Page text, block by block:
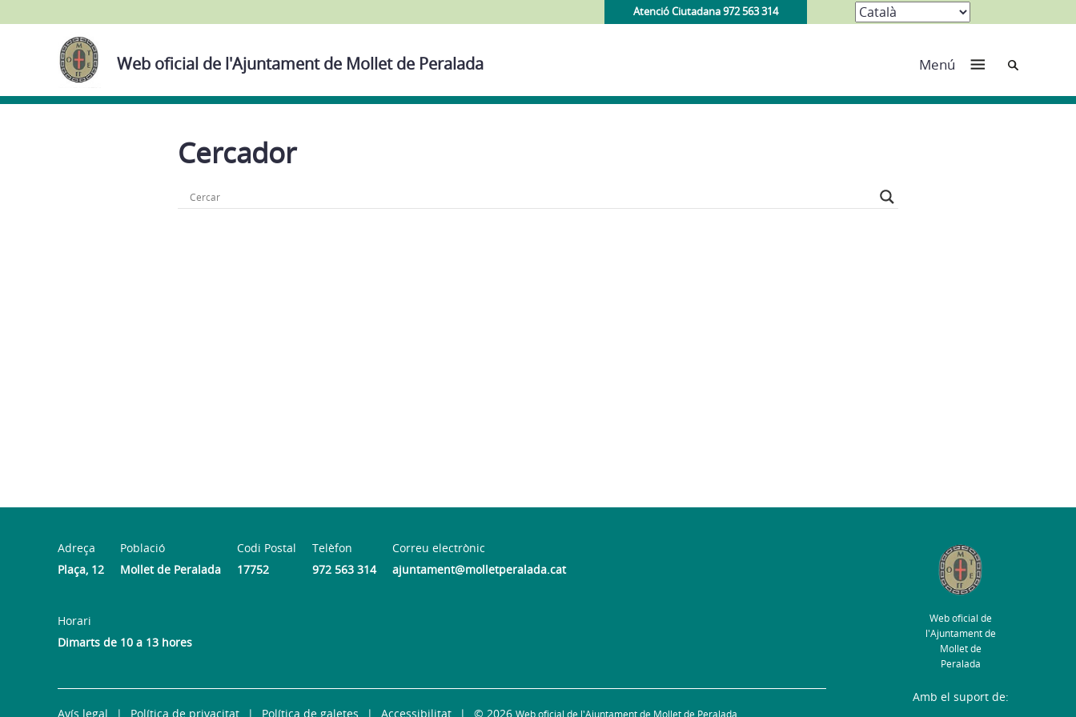
Atenció Ciutadana 972 563 314
Web oficial de l'Ajuntament de Mollet de Peralada Menú Cerca
Cercador
Adreça
Plaça, 12
Població
Mollet de Peralada
Codi Postal
17752
Telèfon
972 563 314
Correu electrònic
ajuntament@molletperalada.cat
Horari
Dimarts de 10 a 13 hores
Web oficial de
l'Ajuntament de
Mollet de
Peralada
Avís legal Política de privacitat Política de galetes Accessibilitat © 2026
Amb el suport de: